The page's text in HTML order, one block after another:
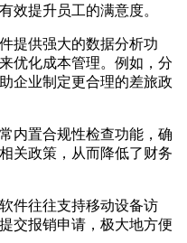
效提升员工的满意度。
提供强大的数据分析功
优化成本管理。例如，分
企业制定更合理的差旅政
内置合规性检查功能，确
关政策，从而降低了财务
件往往支持移动设备访
交报销申请，极大地方便